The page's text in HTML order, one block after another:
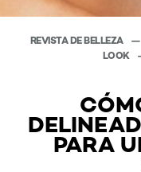
REVISTA DE BELLEZA
LOOK
PARA